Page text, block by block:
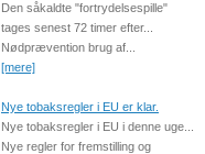
Den såkaldte "fortrydelsespille"
tages senest 72 timer efter...
Nødprævention brug af...
[mere]
Nye tobaksregler i EU er klar.
Nye tobaksregler i EU i denne uge...
Nye regler for fremstilling og